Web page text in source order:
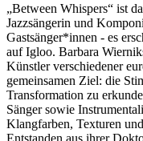
„Between Whispers“ ist
Jazzsängerin und
Gastsänger*innen - es
auf Igloo. Barbara
Künstler verschiedener
gemeinsamen Ziel: die
Transformation zu
Sänger sowie
Klangfarben, Texturen
Entstanden aus ihrer